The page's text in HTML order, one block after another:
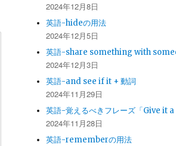
2024年12月8日
英語-hideの用法
2024年12月5日
英語-share something with
2024年12月3日
英語-and see if it + 動詞
2024年11月29日
英語-覚えるべきフレーズ「Give it a
2024年11月28日
英語-rememberの用法